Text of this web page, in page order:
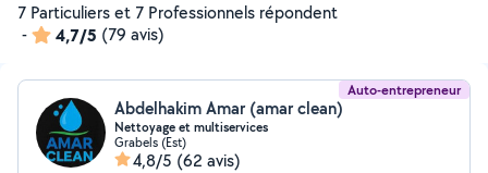
7 Particuliers et 7 Professionnels répondent
-
4,7/5 (79 avis)
Auto-entrepreneur
Abdelhakim Amar (amar clean)
Nettoyage et multiservices
Grabels (Est)
4,8/5 (62 avis)